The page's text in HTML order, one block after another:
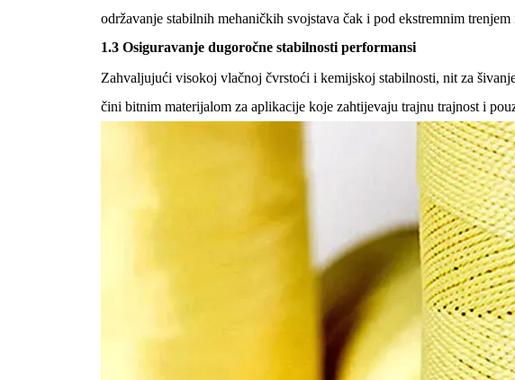
održavanje stabilnih mehaničkih svojstava čak i pod ekstremnim
1.3 Osiguravanje dugoročne stabilnosti performansi
Zahvaljujući visokoj vlačnoj čvrstoći i kemijskoj stabilnosti, nit za
čini bitnim materijalom za aplikacije koje zahtijevaju trajnu trajnost i